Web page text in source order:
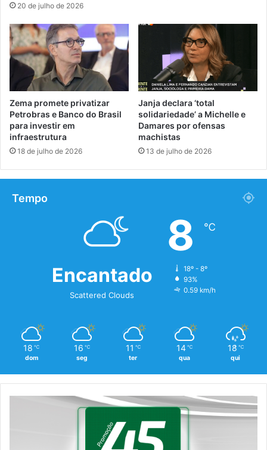
20 de julho de 2026
Zema promete privatizar
Petrobras e Banco do Brasil
para investir em
infraestrutura
18 de julho de 2026
Janja declara ‘total
solidariedade’ a Michelle e
Damares por ofensas
machistas
13 de julho de 2026
Tempo
Encantado
Scattered Clouds
8 ℃
18º - 8º
93%
0.59 km/h
18 ℃
dom
16 ℃
seg
11 ℃
ter
14 ℃
qua
18 ℃
qui